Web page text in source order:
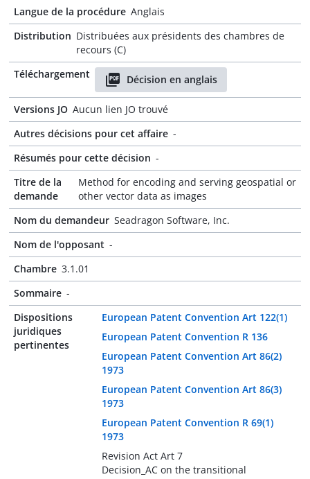
Langue de la procédure Anglais
Distribution Distribuées aux présidents des chambres de
recours (C)
Téléchargement
Décision en anglais
Versions JO Aucun lien JO trouvé
Autres décisions pour cet affaire -
Résumés pour cette décision -
Titre de la
demande
Method for encoding and serving geospatial or
other vector data as images
Nom du demandeur Seadragon Software, Inc.
Nom de l'opposant -
Chambre 3.1.01
Sommaire -
Dispositions
juridiques
pertinentes
European Patent Convention Art 122(1)
European Patent Convention R 136
European Patent Convention Art 86(2)
1973
European Patent Convention Art 86(3)
1973
European Patent Convention R 69(1)
1973
Revision Act Art 7
Decision_AC on the transitional